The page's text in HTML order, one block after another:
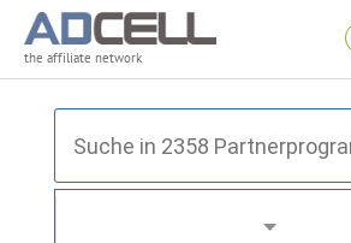
the affiliate network